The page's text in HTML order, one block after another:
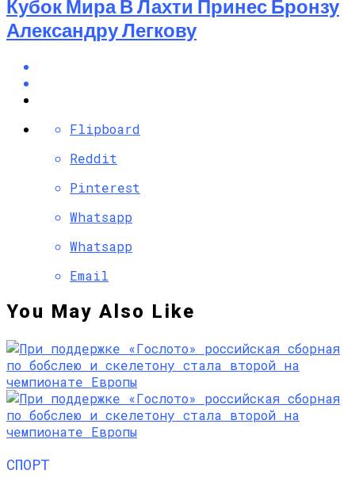
Кубок Мира В Лахти Принес Бронзу
Александру Легкову
Flipboard
Reddit
Pinterest
Whatsapp
Whatsapp
Email
You May Also Like
СПОРТ